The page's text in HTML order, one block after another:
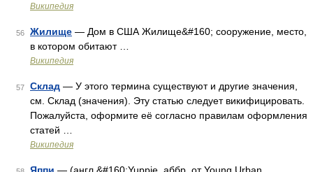
Википедия
56 Жилище — Дом в США Жилище&#160; сооружение, место,
в котором обитают …
Википедия
57 Склад — У этого термина существуют и другие значения,
см. Склад (значения). Эту статью следует викифицировать.
Пожалуйста, оформите её согласно правилам оформления
статей …
Википедия